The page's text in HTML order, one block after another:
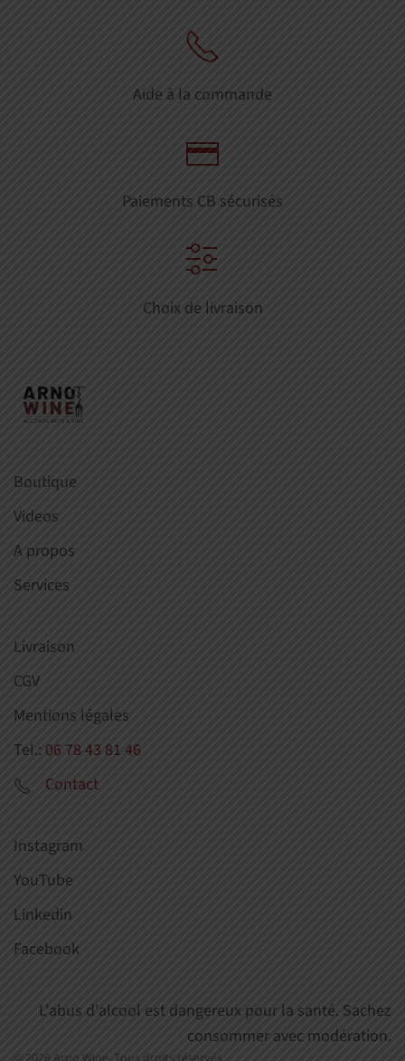
Aide à la commande
Paiements CB sécurisés
Choix de livraison
Boutique
Videos
A propos
Services
Livraison
CGV
Mentions légales
Tel.: 06 78 43 81 46
Contact
Instagram
YouTube
Linkedin
Facebook
L'abus d'alcool est dangereux pour la santé. Sachez
consommer avec modération.